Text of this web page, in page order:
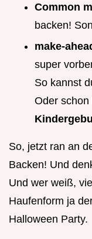
Common
backen!
make-
super
So kannst
Oder schon
So, jetzt ran an
Backen! Und
Und wer weiß,
Haufenform ja
Halloween Party.